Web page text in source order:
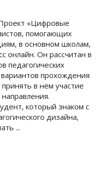
«Цифровые
помогающих
в основном школам,
онлайн. Он рассчитан в
педагогических
прохождения
в нём участие
который знаком с
дизайна,
...